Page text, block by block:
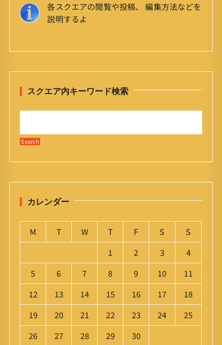
各スクエアの閲覧や投稿、 編集方法などを
説明するよ
スクエア内キーワード検索
カレンダー
M T W T F S
S
1
2 3
4
5
6 7 8 9 10
11
12
13 14 15 16 17
18
19
20 21 22 23 24
25
26
27 28 29 30